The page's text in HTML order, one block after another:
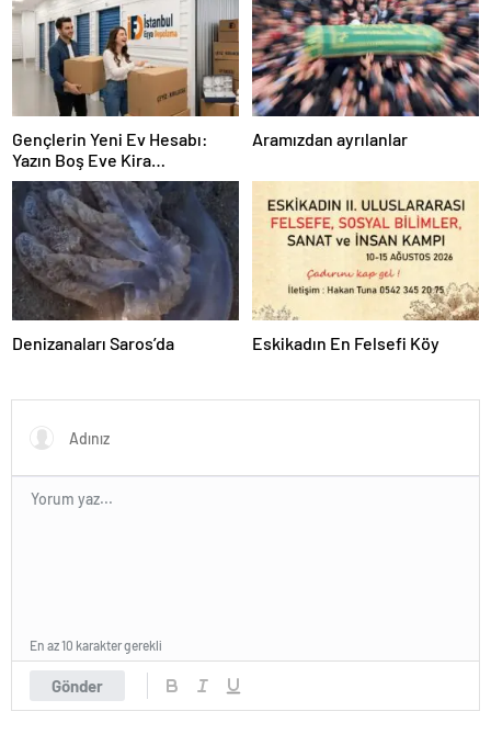
Gençlerin Yeni Ev Hesabı:
Yazın Boş Eve Kira
Ödenmeyecek
Aramızdan ayrılanlar
Denizanaları Saros’da Eskikadın En Felsefi Köy
Gönder
En az 10 karakter gerekli